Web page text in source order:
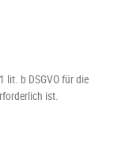
lit. b DSGVO für die
ist.